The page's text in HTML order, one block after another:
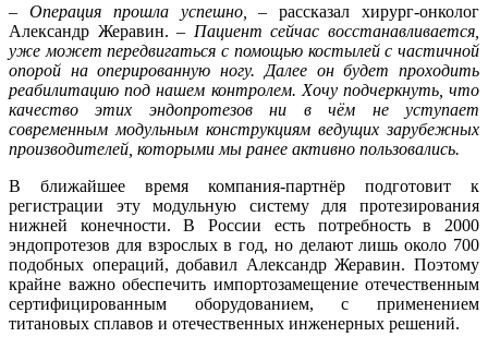
– Операция прошла успешно,
– рассказал хирург-онколог
Александр Жеравин. – Пациент сейчас восстанавливается,
уже может передвигаться с помощью костылей с частичной
опорой на оперированную ногу. Далее он будет проходить
реабилитацию под нашем контролем. Хочу подчеркнуть, что
качество этих эндопротезов ни в чём не уступает
современным модульным конструкциям ведущих зарубежных
производителей, которыми мы ранее активно пользовались.
В ближайшее время компания-партнёр подготовит к
регистрации эту модульную систему для протезирования
нижней конечности. В России есть потребность в 2000
эндопротезов для взрослых в год, но делают лишь около 700
подобных операций, добавил Александр Жеравин. Поэтому
крайне важно обеспечить импортозамещение отечественным
сертифицированным оборудованием, с применением
титановых сплавов и отечественных инженерных решений.